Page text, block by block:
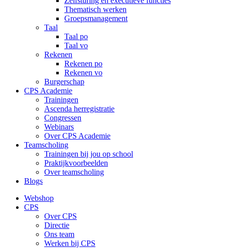
Thematisch werken
Groepsmanagement
Taal
Taal po
Taal vo
Rekenen
Rekenen po
Rekenen vo
Burgerschap
CPS Academie
Trainingen
Ascenda herregistratie
Congressen
Webinars
Over CPS Academie
Teamscholing
Trainingen bij jou op school
Praktijkvoorbeelden
Over teamscholing
Blogs
Webshop
CPS
Over CPS
Directie
Ons team
Werken bij CPS